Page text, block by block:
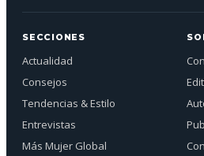
SECCIONES
Actualidad
Consejos
Tendencias & Estilo
Entrevistas
Más Mujer Global